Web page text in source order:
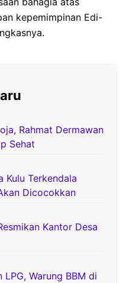
kepemimpinan Edi-
Rahmat Dermawan
Sehat
Kulu Terkendala
Dicocokkan
Kantor Desa
Warung BBM di